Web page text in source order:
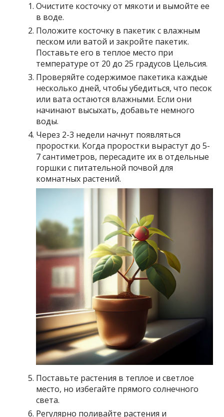
Очистите косточку от мякоти и вымойте ее
в воде.
Положите косточку в пакетик с влажным
песком или ватой и закройте пакетик.
Поставьте его в теплое место при
температуре от 20 до 25 градусов Цельсия.
Проверяйте содержимое пакетика каждые
несколько дней, чтобы убедиться, что песок
или вата остаются влажными. Если они
начинают высыхать, добавьте немного
воды.
Через 2-3 недели начнут появляться
проростки. Когда проростки вырастут до 5-
7 сантиметров, пересадите их в отдельные
горшки с питательной почвой для
комнатных растений.
Поставьте растения в теплое и светлое
место, но избегайте прямого солнечного
света.
Регулярно поливайте растения и